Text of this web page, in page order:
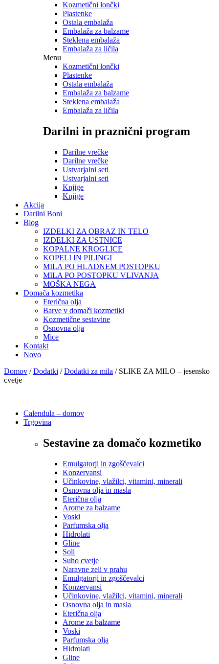
Kozmetični lončki
Plastenke
Ostala embalaža
Embalaža za balzame
Steklena embalaža
Embalaža za ličila
Menu
Kozmetični lončki
Plastenke
Ostala embalaža
Embalaža za balzame
Steklena embalaža
Embalaža za ličila
Darilni in praznični program
Darilne vrečke
Darilne vrečke
Ustvarjalni seti
Ustvarjalni seti
Knjige
Knjige
Akcija
Darilni Boni
Blog
IZDELKI ZA OBRAZ IN TELO
IZDELKI ZA USTNICE
KOPALNE KROGLICE
KOPELI IN PILINGI
MILA PO HLADNEM POSTOPKU
MILA PO POSTOPKU VLIVANJA
MOŠKA NEGA
Domača kozmetika
Eterična olja
Barve v domači kozmetiki
Kozmetične sestavine
Osnovna olja
Mice
Kontakt
Novo
Domov /Dodatki /Dodatki za mila / SLIKE ZA MILO – jesensko
cvetje
Calendula – domov
Trgovina
Sestavine za domačo kozmetiko
Emulgatorji in zgoščevalci
Konzervansi
Učinkovine, vlažilci, vitamini, minerali
Osnovna olja in masla
Eterična olja
Arome za balzame
Voski
Parfumska olja
Hidrolati
Gline
Soli
Suho cvetje
Naravne zeli v prahu
Emulgatorji in zgoščevalci
Konzervansi
Učinkovine, vlažilci, vitamini, minerali
Osnovna olja in masla
Eterična olja
Arome za balzame
Voski
Parfumska olja
Hidrolati
Gline